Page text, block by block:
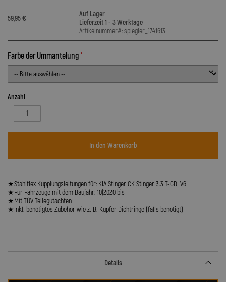
59,95 €
Auf Lager
Lieferzeit 1 - 3 Werktage
Artikelnummer#: spiegler_1741613
Farbe der Ummantelung
Anzahl
In den Warenkorb
★Stahlflex Kupplungsleitungen für: KIA Stinger CK Stinger 3.3 T-GDI V6
★Für Fahrzeuge mit dem Baujahr: 10|2020 bis -
★Mit TÜV Teilegutachten
★Inkl. benötigtes Zubehör wie z. B. Kupfer Dichtringe (falls benötigt)
Details